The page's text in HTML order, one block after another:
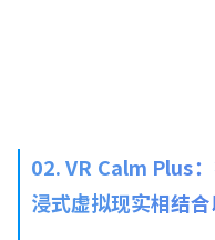
02. VR Calm Plus
浸式虚拟现实相结